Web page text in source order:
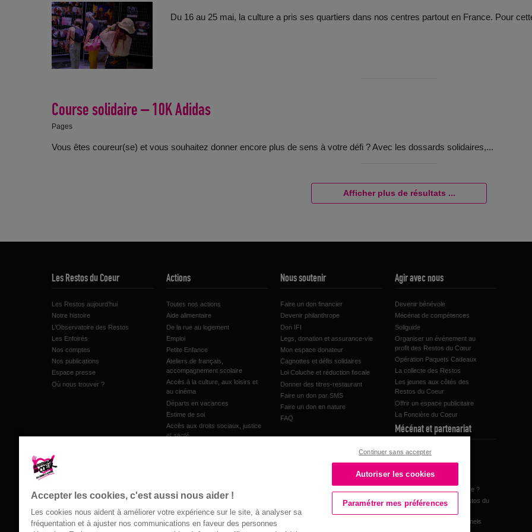
Du 16 au 25 mai, la culture a pris ses quartiers dans nos centres partout en France. Pour
Course solidaire – 10K Adidas
Pages
Vous êtes coureur(se) et vous souhaitez donner encore plus de sens à votre défi ? Avec les dossards solidaires,...
Afficher plus de résultats ...
Les Restos du Coeur
Les Restos aujourd’hui
Notre histoire
L’Observatoire des Restos
Les Enfoirés
Nos comptes
Nos publications
Espace presse
Où nous trouver ?
Actions
Toutes nos actions
Aide alimentaire
De la rue au logement
Emploi
Petite Enfance
Ateliers de français,
accompagnement scolaire
Accès à la culture, aux loisirs et
au cinéma
Départs en vacances
Estime de soi
Accès aux droits sociaux, justice
et santé
Nous soutenir
Faire un don financier
Devenir philanthrope
Don IFI
Legs, donation et assurance-vie
Mon espace donateur
Cagnottes et défis solidaires
Loi Coluche et réduction fiscale
Donner des titres-restaurant
Faire un don par SMS
Faire un don en nature
FAQ
Agir avec nous
Devenir bénévole
Mécénat de compétences
Soliguide
Organiser un événement au
profit des Restos du Cœur
Opération Paquets Cadeaux
La collecte des Restos
Les jeunes aux côtés des
Restos du Coeur
Offrir un espace publicitaire
La Foncière du Coeur
Mécénat et partenariat
A la une
Les actualités partenaires
Pourquoi devenir partenaire ?
FAQ, Le mécénat aux Restos du
Cœur
Nos partenaires institutionnels
Accepter les cookies, c'est aussi nous aider !
Les cookies nous aident à améliorer votre expérience sur le site, à analyser sa
fréquentation et à ajuster nos communications en faveur des personnes
Continuer sans accepter
Autoriser les cookies
Paramétrer mes préférences